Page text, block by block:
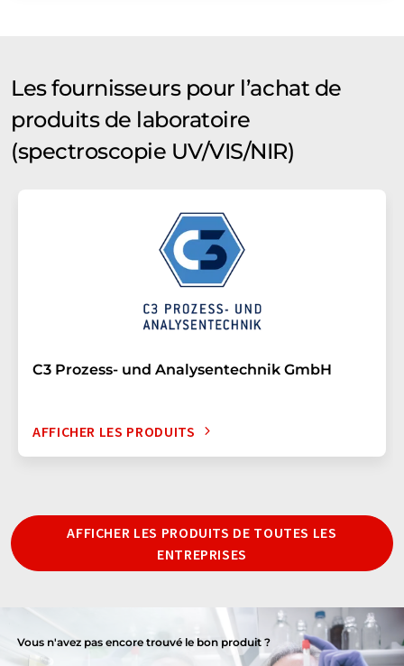
Les fournisseurs pour l’achat de
produits de laboratoire
(spectroscopie UV/VIS/NIR)
C3 Prozess- und Analysentechnik GmbH
AFFICHER LES PRODUITS
AFFICHER LES PRODUITS DE TOUTES LES
ENTREPRISES
Vous n'avez pas encore trouvé le bon produit ?